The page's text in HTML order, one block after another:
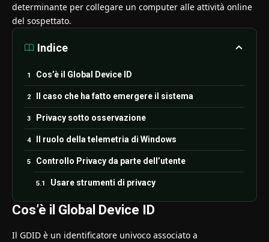
determinante per collegare un computer alle attività online
del sospettato.
Indice
Cos’è il Global Device ID
Il caso che ha fatto emergere il sistema
Privacy sotto osservazione
Il ruolo della telemetria di Windows
Controllo Privacy da parte dell’utente
Usare strumenti di privacy
Cos’è il Global Device ID
Il GDID è un identificatore univoco associato a